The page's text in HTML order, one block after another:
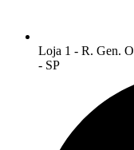
Loja 1 - R. Gen.
- SP